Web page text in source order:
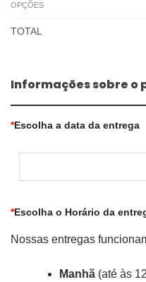
OPÇÕES
TOTAL
Informações sobre o
*Escolha a data da entrega
*Escolha o Horário da
Nossas entregas
Manhã(até às